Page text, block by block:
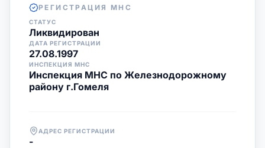
РЕГИСТРАЦИЯ МНС
СТАТУС
Ликвидирован
ДАТА РЕГИСТРАЦИИ
27.08.1997
ИНСПЕКЦИЯ МНС
Инспекция МНС по Железнодорожному
району г.Гомеля
АДРЕС РЕГИСТРАЦИИ
-